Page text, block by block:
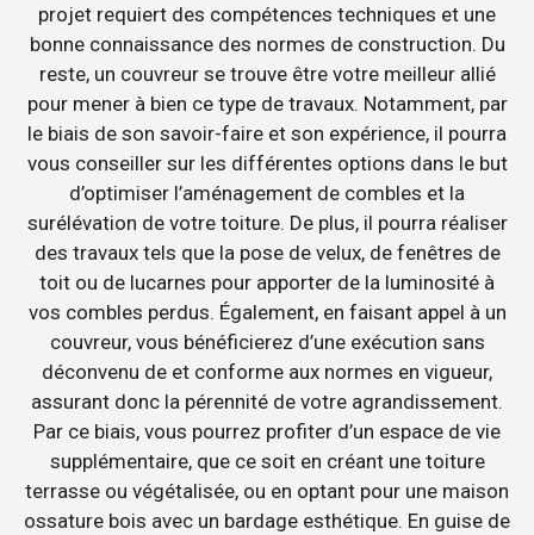
projet requiert des compétences techniques et une
bonne connaissance des normes de construction. Du
reste, un couvreur se trouve être votre meilleur allié
pour mener à bien ce type de travaux. Notamment, par
le biais de son savoir-faire et son expérience, il pourra
vous conseiller sur les différentes options dans le but
d’optimiser l’aménagement de combles et la
surélévation de votre toiture. De plus, il pourra réaliser
des travaux tels que la pose de velux, de fenêtres de
toit ou de lucarnes pour apporter de la luminosité à
vos combles perdus. Également, en faisant appel à un
couvreur, vous bénéficierez d’une exécution sans
déconvenu de et conforme aux normes en vigueur,
assurant donc la pérennité de votre agrandissement.
Par ce biais, vous pourrez profiter d’un espace de vie
supplémentaire, que ce soit en créant une toiture
terrasse ou végétalisée, ou en optant pour une maison
ossature bois avec un bardage esthétique. En guise de